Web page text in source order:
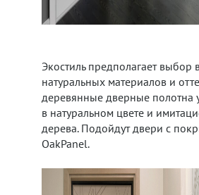
Экостиль предполагает выбор
натуральных материалов и
деревянные дверные полотна
в натуральном цвете и
дерева. Подойдут двери с
OakPanel.